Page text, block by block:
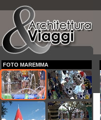
FOTO MAREMMA